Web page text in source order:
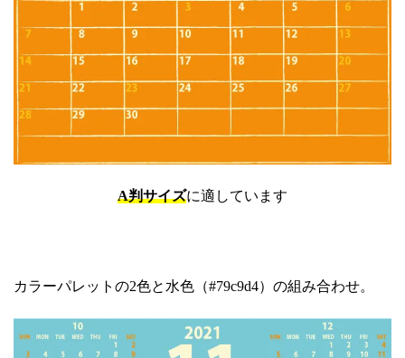
A判サイズに適しています
カラーパレットの2色と水色（#79c9d4）の組み合わせ。